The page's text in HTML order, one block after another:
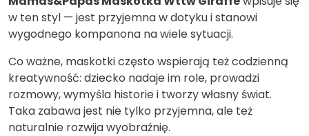
w ten styl — jest przyjemna w dotyku i stanowi
wygodnego kompanona na wiele sytuacji.
Co ważne, maskotki często wspierają też codzienną
kreatywność: dziecko nadaje im role, prowadzi
rozmowy, wymyśla historie i tworzy własny świat.
Taka zabawa jest nie tylko przyjemna, ale też
naturalnie rozwija wyobraźnię.